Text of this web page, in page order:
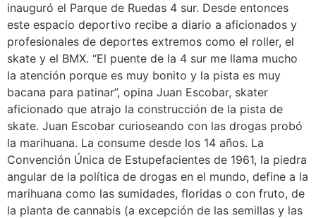
inauguró el Parque de Ruedas 4 sur. Desde entonces
este espacio deportivo recibe a diario a aficionados y
profesionales de deportes extremos como el roller, el
skate y el BMX. “El puente de la 4 sur me llama mucho
la atención porque es muy bonito y la pista es muy
bacana para patinar”, opina Juan Escobar, skater
aficionado que atrajo la construcción de la pista de
skate. Juan Escobar curioseando con las drogas probó
la marihuana. La consume desde los 14 años. La
Convención Única de Estupefacientes de 1961, la piedra
angular de la política de drogas en el mundo, define a la
marihuana como las sumidades, floridas o con fruto, de
la planta de cannabis (a excepción de las semillas y las